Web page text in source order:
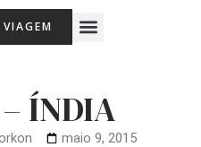
Menu
ÍNDIA
maio 9, 2015